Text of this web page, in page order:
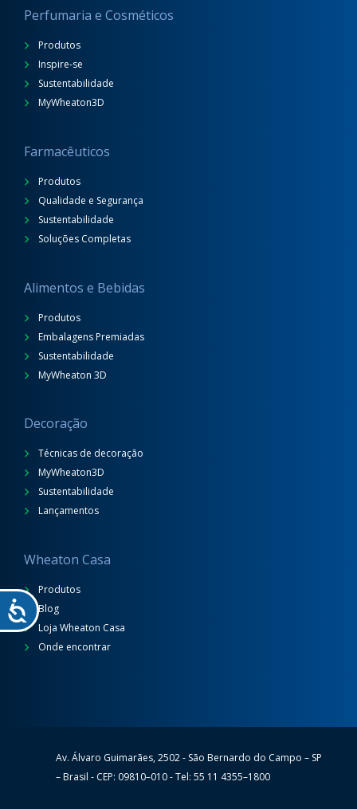
Perfumaria e Cosméticos
Produtos
Inspire-se
Sustentabilidade
MyWheaton3D
Farmacêuticos
Produtos
Qualidade e Segurança
Sustentabilidade
Soluções Completas
Alimentos e Bebidas
Produtos
Embalagens Premiadas
Sustentabilidade
MyWheaton 3D
Decoração
Técnicas de decoração
MyWheaton3D
Sustentabilidade
Lançamentos
Wheaton Casa
Produtos
Blog
Loja Wheaton Casa
Onde encontrar
WheatonAv. Álvaro Guimarães, 2502 - São Bernardo do Campo – SP
– Brasil - CEP: 09810–010 - Tel: 55 11 4355–1800